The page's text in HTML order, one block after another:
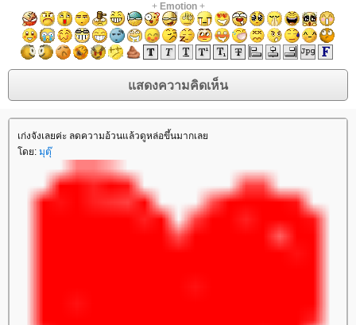
+ Emotion+
เก่งจังเลยค่ะ ลดความอ้วนแล้วดูหล่อขึ้นมากเลย
โดย: มุตุ๊